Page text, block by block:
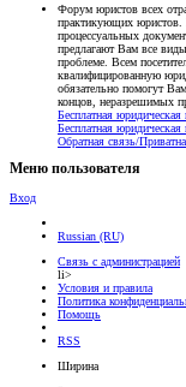
Форум юристов всех
практикующих юристов.
процессуальных
предлагают Вам все
проблеме. Всем
квалифицированную
обязательно помогут
концов, неразрешимых
Бесплатная юридическая
Бесплатная
Обратная связь/
Меню пользователя
Вход
Russian (RU)
Связь с администрацией
li>
Условия и правила
Политика
Помощь
RSS
Ширина